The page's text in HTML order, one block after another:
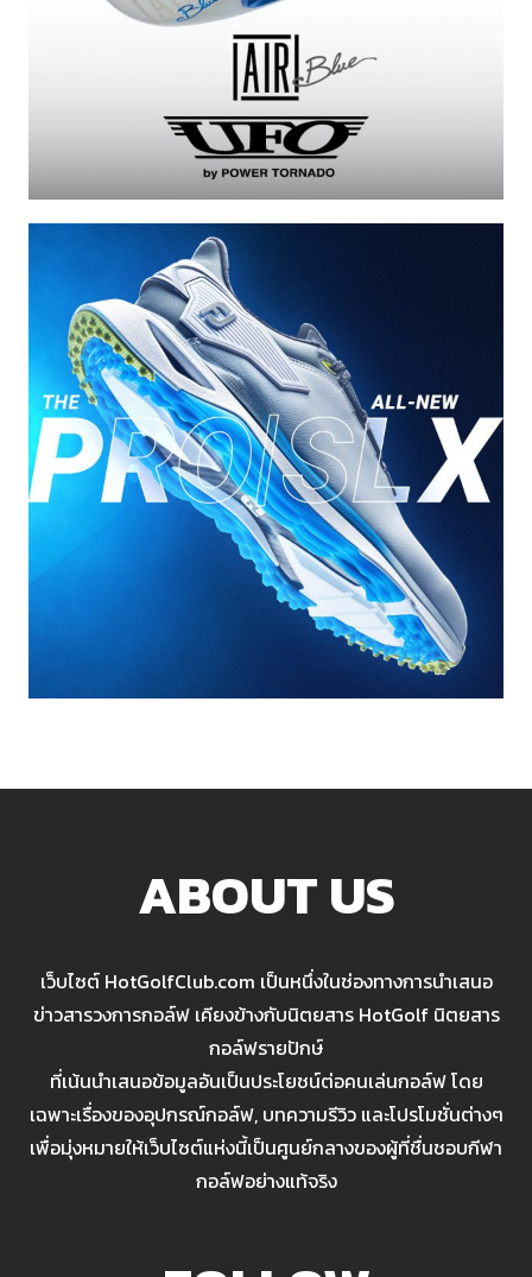
ABOUT US
เว็บไซต์ HotGolfClub.com เป็นหนึ่งในช่องทางการนำเสนอ
ข่าวสารวงการกอล์ฟ เคียงข้างกับนิตยสาร HotGolf นิตยสาร
กอล์ฟรายปักษ์
ที่เน้นนำเสนอข้อมูลอันเป็นประโยชน์ต่อคนเล่นกอล์ฟ โดย
เฉพาะเรื่องของอุปกรณ์กอล์ฟ, บทความรีวิว และโปรโมชั่นต่างๆ
เพื่อมุ่งหมายให้เว็บไซต์แห่งนี้เป็นศูนย์กลางของผู้ที่ชื่นชอบกีฬา
กอล์ฟอย่างแท้จริง